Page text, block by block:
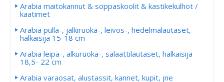
Arabia maitokannut & soppaskoolit & kastikekulhot /
kaatimet
Arabia pulla-, jälkiruoka-, leivos-, hedelmälautaset,
halkaisija 15-18 cm
Arabia leipä-, alkuruoka-, salaattilautaset, halkaisija
18,5- 22 cm
Arabia varaosat, alustassit, kannet, kupit, jne